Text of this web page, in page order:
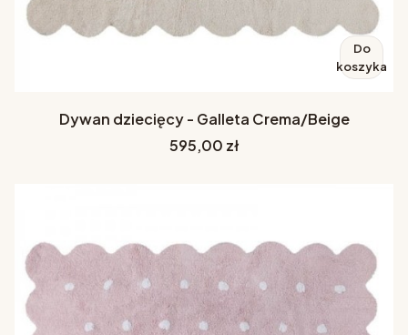
Do
koszyka
Dywan dziecięcy - Galleta Crema/Beige
Cena
595,00 zł